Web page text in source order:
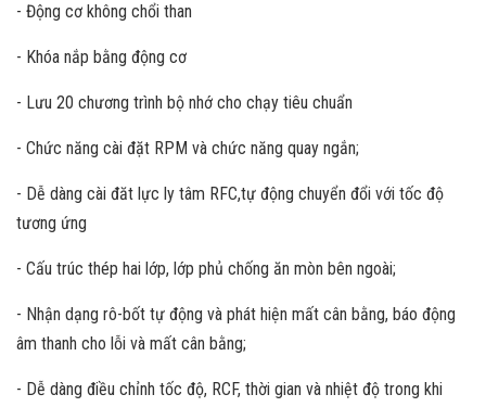
- Động cơ không chổi than
- Khóa nắp bằng động cơ
- Lưu 20 chương trình bộ nhớ cho chạy tiêu chuẩn
- Chức năng cài đặt RPM và chức năng quay ngắn;
- Dễ dàng cài đăt lực ly tâm RFC,tự động chuyển đổi với tốc độ
tương ứng
- Cấu trúc thép hai lớp, lớp phủ chống ăn mòn bên ngoài;
- Nhận dạng rô-bốt tự động và phát hiện mất cân bằng, báo động
âm thanh cho lỗi và mất cân bằng;
- Dễ dàng điều chỉnh tốc độ, RCF, thời gian và nhiệt độ trong khi